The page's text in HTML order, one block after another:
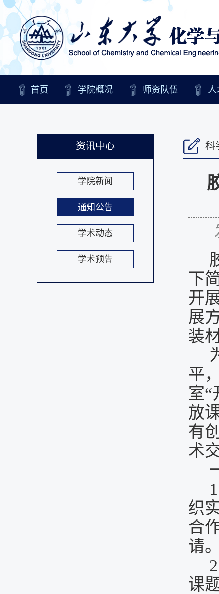
首页 学院概况 师资队伍 人
资讯中心
学院新闻
通知公告
学术动态
学术预告
科
下
开
展
装
平
室“
放
有
术
织
合
请
课